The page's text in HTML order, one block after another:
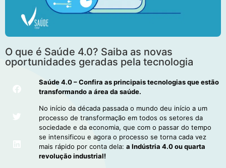
O que é Saúde 4.0? Saiba as novas
oportunidades geradas pela tecnologia
Saúde 4.0 – Confira as principais tecnologias que estão
transformando a área da saúde.
No início da década passada o mundo deu início a um
processo de transformação em todos os setores da
sociedade e da economia, que com o passar do tempo
se intensificou e agora o processo se torna cada vez
mais rápido por conta dela:a Indústria 4.0 ou quarta
revolução industrial!